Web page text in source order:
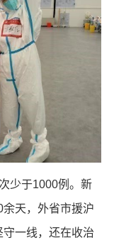
少于1000例。新
天，外省市援沪
一线，还在收治